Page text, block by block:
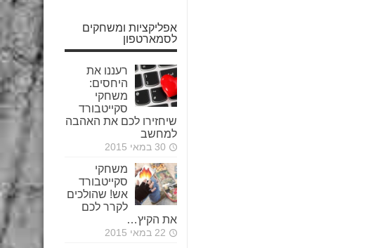
אפליקציות ומשחקים
לסמארטפון
רעננו את
היחסים:
משחקי
סקייטבורד
שיחזירו לכם את האהבה
למחשב
30 במאי 2015
משחקי
סקייטבורד
אש! שהולכים
לקרר לכם
את הקיץ…
22 במאי 2015